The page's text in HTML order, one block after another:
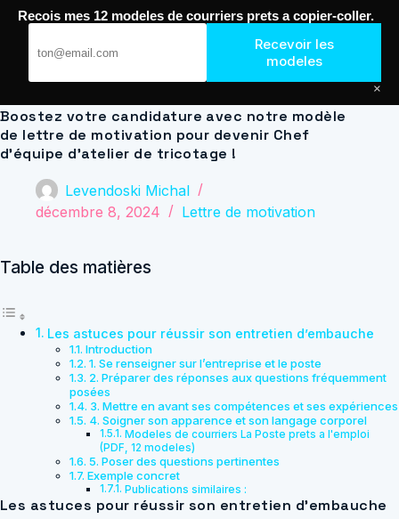
Passer
Boostez votre candidature avec notre modèle
de lettre de motivation pour devenir Chef
d’équipe d’atelier de tricotage !
Levendoski Michal
décembre 8, 2024
Lettre de motivation
Table des matières
Les astuces pour réussir son entretien d’embauche
Introduction
1. Se renseigner sur l’entreprise et le poste
2. Préparer des réponses aux questions fréquemment
posées
3. Mettre en avant ses compétences et ses expériences
4. Soigner son apparence et son langage corporel
Modeles de courriers La Poste prets a l'emploi
(PDF, 12 modeles)
5. Poser des questions pertinentes
Exemple concret
Publications similaires :
Les astuces pour réussir son entretien d’embauche
Recois mes 12 modeles de courriers prets a copier-coller.
Recevoir les
modeles
×